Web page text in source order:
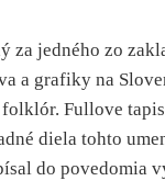
za jedného zo
a grafiky na
Fullove
diela tohto
do povedomia